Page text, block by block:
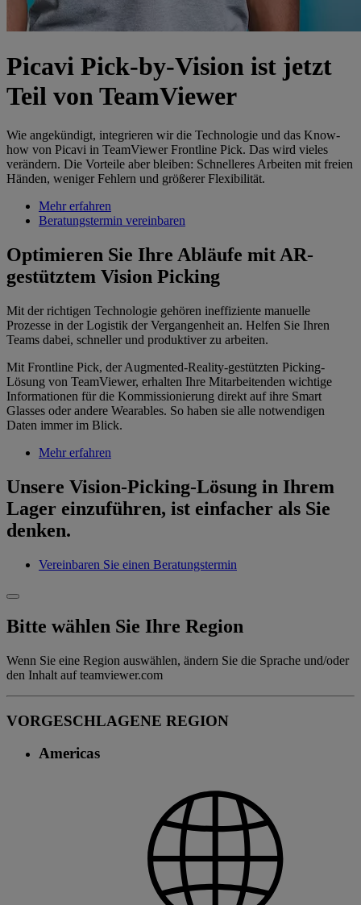
Picavi Pick-by-Vision ist jetzt
Teil von TeamViewer
Wie angekündigt, integrieren wir die Technologie und das Know-
how von Picavi in TeamViewer Frontline Pick. Das wird vieles
verändern. Die Vorteile aber bleiben: Schnelleres Arbeiten mit freien
Händen, weniger Fehlern und größerer Flexibilität.
Mehr erfahren
Beratungstermin vereinbaren
Optimieren Sie Ihre Abläufe mit AR-
gestütztem Vision Picking
Mit der richtigen Technologie gehören ineffiziente manuelle
Prozesse in der Logistik der Vergangenheit an. Helfen Sie Ihren
Teams dabei, schneller und produktiver zu arbeiten.
Mit Frontline Pick, der Augmented-Reality-gestützten Picking-
Lösung von TeamViewer, erhalten Ihre Mitarbeitenden wichtige
Informationen für die Kommissionierung direkt auf ihre Smart
Glasses oder andere Wearables. So haben sie alle notwendigen
Daten immer im Blick.
Mehr erfahren
Unsere Vision-Picking-Lösung in Ihrem
Lager einzuführen, ist einfacher als Sie
denken.
Vereinbaren Sie einen Beratungstermin
Bitte wählen Sie Ihre Region
Wenn Sie eine Region auswählen, ändern Sie die Sprache und/oder
den Inhalt auf teamviewer.com
VORGESCHLAGENE REGION
Americas